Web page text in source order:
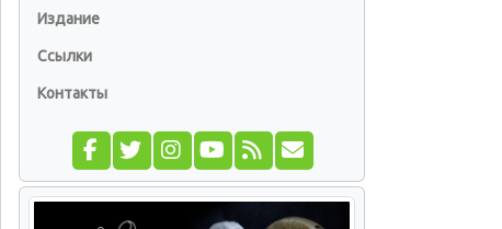
Издание
Ссылки
Контакты